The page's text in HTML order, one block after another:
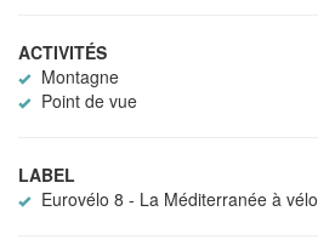
ACTIVITÉS
Montagne
Point de vue
LABEL
Eurovélo 8 - La Méditerranée à vélo